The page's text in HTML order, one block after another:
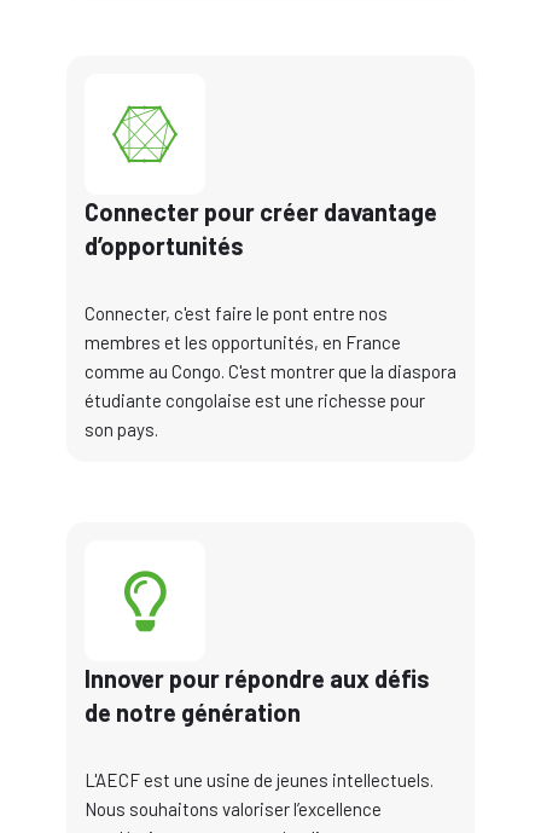
Connecter pour créer davantage
d’opportunités
Connecter, c'est faire le pont entre nos
membres et les opportunités, en France
comme au Congo. C'est montrer que la diaspora
étudiante congolaise est une richesse pour
son pays.
Innover pour répondre aux défis
de notre génération
L'AECF est une usine de jeunes intellectuels.
Nous souhaitons valoriser l’excellence